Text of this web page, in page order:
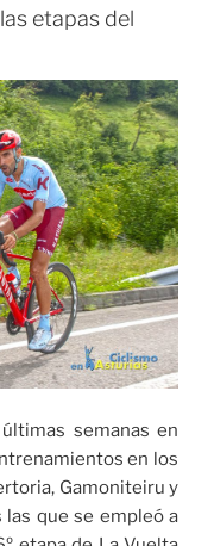
etapas del
semanas en
en los
Gamoniteiru y
las que se empleó a